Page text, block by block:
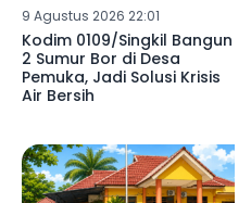
9 Agustus 2026 22:01
Kodim 0109/Singkil Bangun
2 Sumur Bor di Desa
Pemuka, Jadi Solusi Krisis
Air Bersih